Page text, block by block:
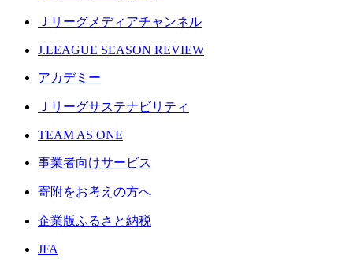
Ｊリーグメディアチャンネル
J.LEAGUE SEASON REVIEW
アカデミー
Ｊリーグサステナビリティ
TEAM AS ONE
事業者向けサービス
寄附をお考えの方へ
企業版ふるさと納税
JFA